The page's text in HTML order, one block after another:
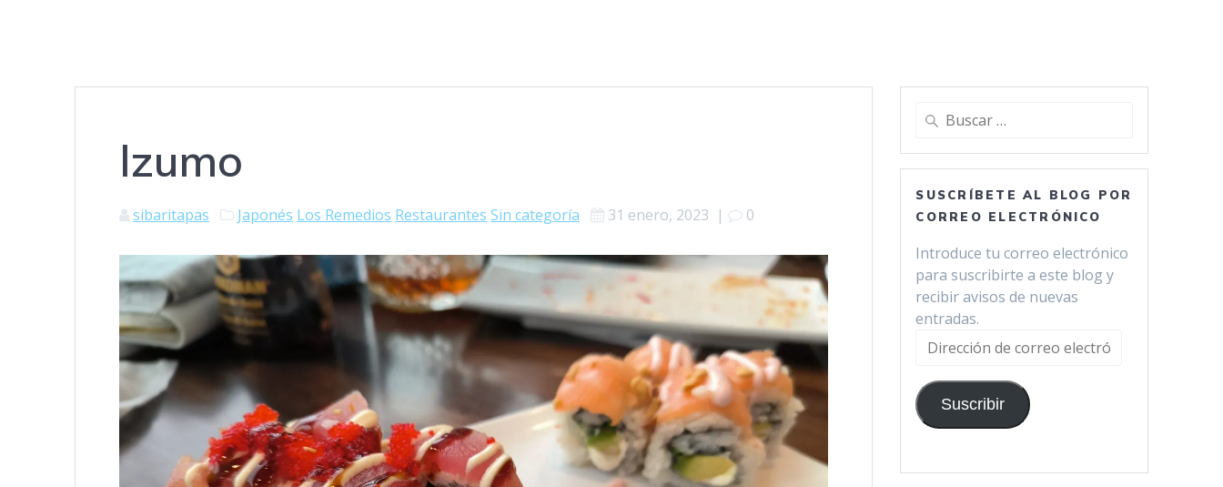
Izumo
sibaritapas Japonés Los Remedios Restaurantes Sin categoría 31 enero, 2023 | 0
Buscar:
SUSCRÍBETE AL BLOG POR
CORREO ELECTRÓNICO
Introduce tu correo electrónico
para suscribirte a este blog y
recibir avisos de nuevas
entradas.
Dirección
correo
electrónico
Suscribir